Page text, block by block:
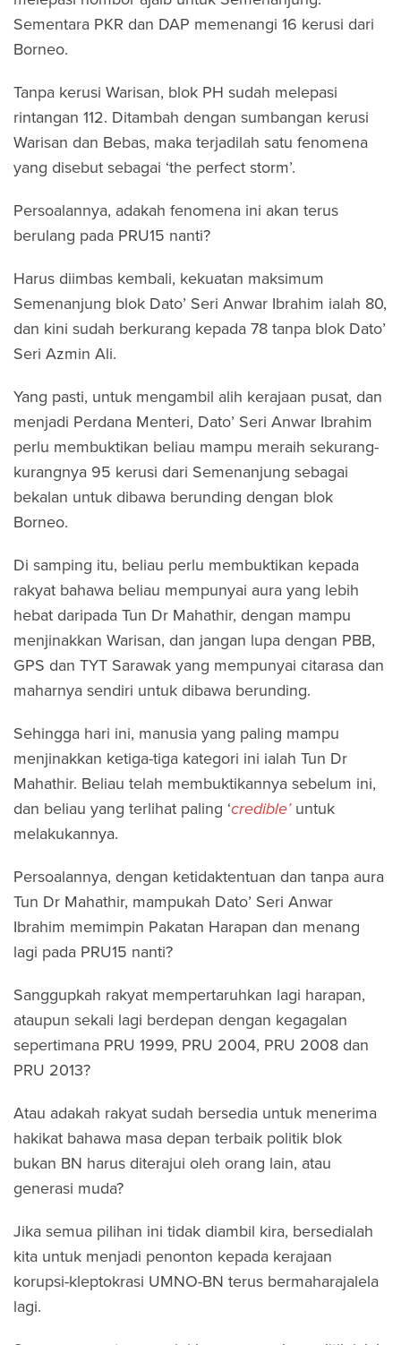
Sementara PKR dan DAP memenangi 16 kerusi dari
Borneo.
Tanpa kerusi Warisan, blok PH sudah melepasi
rintangan 112. Ditambah dengan sumbangan kerusi
Warisan dan Bebas, maka terjadilah satu fenomena
yang disebut sebagai ‘the perfect storm’.
Persoalannya, adakah fenomena ini akan terus
berulang pada PRU15 nanti?
Harus diimbas kembali, kekuatan maksimum
Semenanjung blok Dato’ Seri Anwar Ibrahim ialah 80,
dan kini sudah berkurang kepada 78 tanpa blok Dato’
Seri Azmin Ali.
Yang pasti, untuk mengambil alih kerajaan pusat, dan
menjadi Perdana Menteri, Dato’ Seri Anwar Ibrahim
perlu membuktikan beliau mampu meraih sekurang-
kurangnya 95 kerusi dari Semenanjung sebagai
bekalan untuk dibawa berunding dengan blok
Borneo.
Di samping itu, beliau perlu membuktikan kepada
rakyat bahawa beliau mempunyai aura yang lebih
hebat daripada Tun Dr Mahathir, dengan mampu
menjinakkan Warisan, dan jangan lupa dengan PBB,
GPS dan TYT Sarawak yang mempunyai citarasa dan
maharnya sendiri untuk dibawa berunding.
Sehingga hari ini, manusia yang paling mampu
menjinakkan ketiga-tiga kategori ini ialah Tun Dr
Mahathir. Beliau telah membuktikannya sebelum ini,
dan beliau yang terlihat paling ‘credible’untuk
melakukannya.
Persoalannya, dengan ketidaktentuan dan tanpa aura
Tun Dr Mahathir, mampukah Dato’ Seri Anwar
Ibrahim memimpin Pakatan Harapan dan menang
lagi pada PRU15 nanti?
Sanggupkah rakyat mempertaruhkan lagi harapan,
ataupun sekali lagi berdepan dengan kegagalan
sepertimana PRU 1999, PRU 2004, PRU 2008 dan
PRU 2013?
Atau adakah rakyat sudah bersedia untuk menerima
hakikat bahawa masa depan terbaik politik blok
bukan BN harus diterajui oleh orang lain, atau
generasi muda?
Jika semua pilihan ini tidak diambil kira, bersedialah
kita untuk menjadi penonton kepada kerajaan
korupsi-kleptokrasi UMNO-BN terus bermaharajalela
lagi.